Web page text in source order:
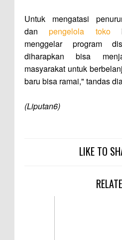
Untuk mengatasi
danpengelola toko
menggelar program
diharapkan bisa
masyarakat untuk
baru bisa ramai," tandas
(Liputan6)
LIKE TO